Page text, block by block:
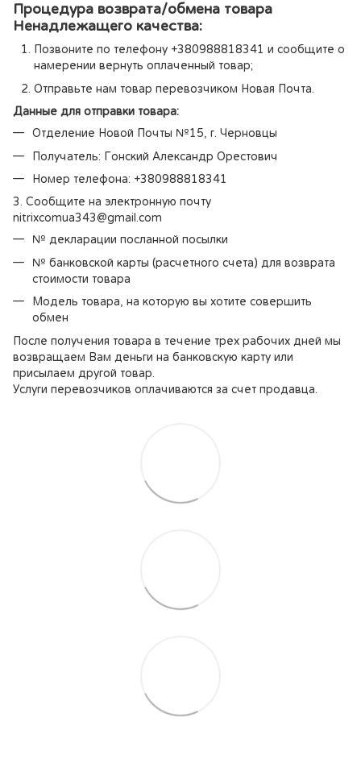
Процедура возврата/обмена товара
Ненадлежащего качества:
Позвоните по телефону +380988818341 и сообщите о
намерении вернуть оплаченный товар;
Отправьте нам товар перевозчиком Новая Почта.
Данные для отправки товара:
Отделение Новой Почты №15, г. Черновцы
Получатель: Гонский Александр Орестович
Номер телефона: +380988818341
3. Сообщите на электронную почту
nitrixcomua343@gmail.com
№ декларации посланной посылки
№ банковской карты (расчетного счета) для возврата
стоимости товара
Модель товара, на которую вы хотите совершить
обмен
После получения товара в течение трех рабочих дней мы
возвращаем Вам деньги на банковскую карту или
присылаем другой товар.
Услуги перевозчиков оплачиваются за счет продавца.